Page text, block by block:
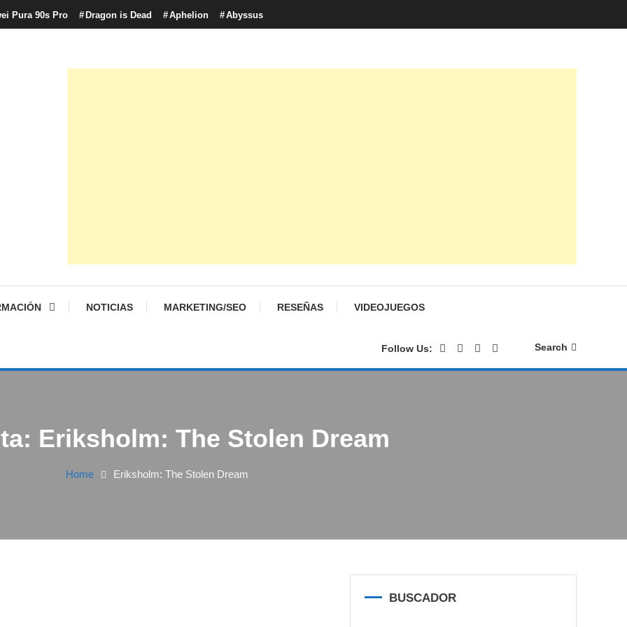
Pura 90s Pro Dragon is Dead Aphelion Abyssus
NOTICIAS MARKETING/SEO RESEÑAS VIDEOJUEGOS
Follow Us: Search
Eriksholm: The Stolen Dream
Home Eriksholm: The Stolen Dream
BUSCADOR